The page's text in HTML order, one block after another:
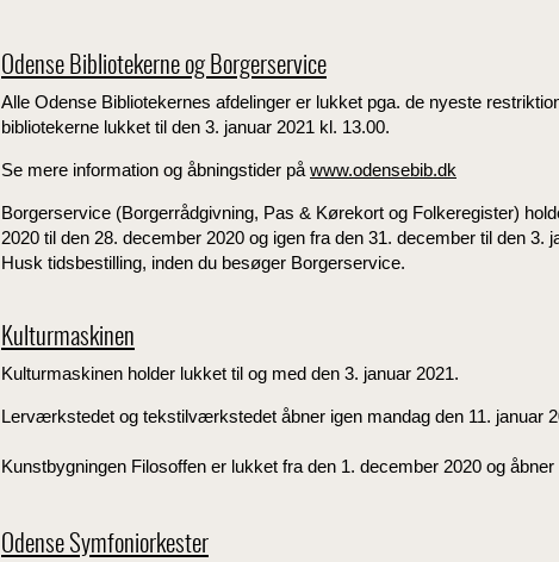
Odense Bibliotekerne og Borgerservice
Alle Odense Bibliotekernes afdelinger er lukket pga. de nyeste
bibliotekerne lukket til den 3. januar 2021 kl. 13.00.
Se mere information og åbningstider på www.odensebib.dk
Borgerservice (Borgerrådgivning, Pas & Kørekort og Folkeregister)
2020 til den 28. december 2020 og igen fra den 31. december til den 3.
Husk tidsbestilling, inden du besøger Borgerservice.
Kulturmaskinen
Kulturmaskinen holder lukket til og med den 3. januar 2021.
Lerværkstedet og tekstilværkstedet åbner igen mandag den 11. januar
Kunstbygningen Filosoffen er lukket fra den 1. december 2020 og
Odense Symfoniorkester